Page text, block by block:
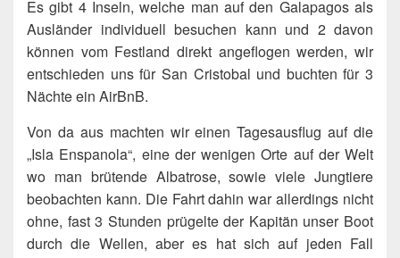
Es gibt 4 Inseln, welche man auf den Galapagos als
Ausländer individuell besuchen kann und 2 davon
können vom Festland direkt angeflogen werden, wir
entschieden uns für San Cristobal und buchten für 3
Nächte ein AirBnB.
Von da aus machten wir einen Tagesausflug auf die
„Isla Enspanola“, eine der wenigen Orte auf der Welt
wo man brütende Albatrose, sowie viele Jungtiere
beobachten kann. Die Fahrt dahin war allerdings nicht
ohne, fast 3 Stunden prügelte der Kapitän unser Boot
durch die Wellen, aber es hat sich auf jeden Fall